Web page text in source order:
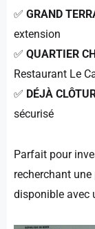
✅ GRAND
extension
✅ QUARTIER
Restaurant Le
✅ DÉJÀ
sécurisé
Parfait pour
recherchant
disponible avec